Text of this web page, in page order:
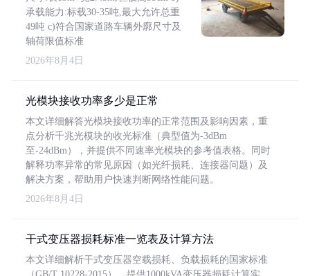
承载能力:标载30-35吨,最大允许总重
49吨 c)符合国家道路车辆外廓尺寸及
轴荷限值标准
2026年8月4日
光模块接收功率多少是正常
本文详细解答光模块接收功率的正常范围及影响因素，重
点分析千兆光模块的收光标准（典型值为-3dBm
至-24dBm），并提供不同速率光模块的参考值表格。同时
解释功率异常的常见原因（如光纤损耗、连接器问题）及
解决方案，帮助用户快速判断网络性能问题。
2026年8月4日
干式变压器损耗标准一览表及计算方法
本文详细解析干式变压器空载损耗、负载损耗的国家标准